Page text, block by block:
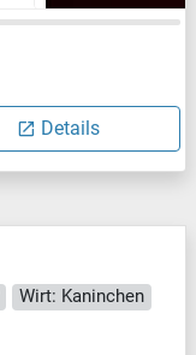
Details
Wirt: Kaninchen